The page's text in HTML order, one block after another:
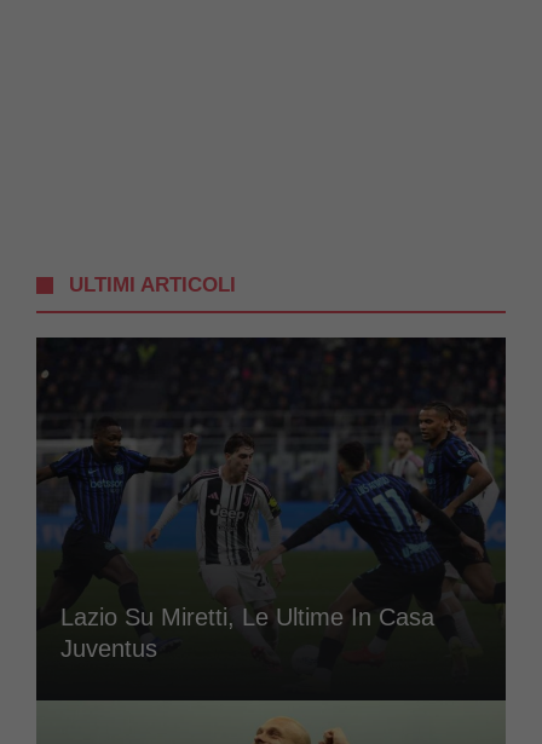
ULTIMI ARTICOLI
Lazio Su Miretti, Le Ultime In Casa
Juventus